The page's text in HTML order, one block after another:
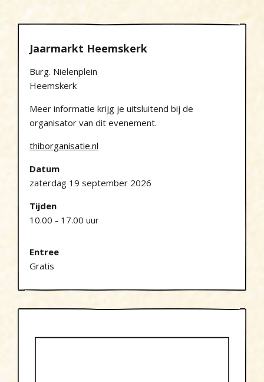
Jaarmarkt Heemskerk
Burg. Nielenplein
Heemskerk
Meer informatie krijg je uitsluitend bij de
organisator van dit evenement.
thiborganisatie.nl
Datum
zaterdag 19 september 2026
Tijden
10.00 - 17.00 uur
Entree
Gratis